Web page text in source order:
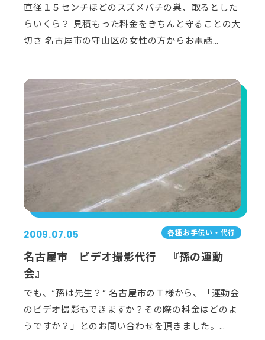
直径１５センチほどのスズメバチの巣、取るとした
らいくら？ 見積もった料金をきちんと守ることの大
切さ 名古屋市の守山区の女性の方からお電話…
2009.07.05 各種お手伝い・代行
名古屋市 ビデオ撮影代行 『孫の運動
会』
でも、“孫は先生？” 名古屋市のＴ様から、「運動会
のビデオ撮影もできますか？その際の料金はどのよ
うですか？」とのお問い合わせを頂きました。…